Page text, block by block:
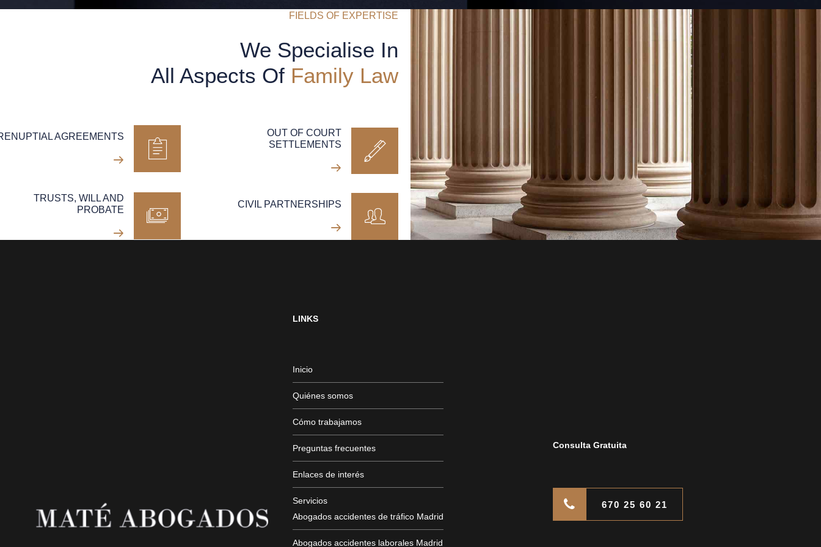
FIELDS OF EXPERTISE
We Specialise In
All Aspects Of Family Law
AGREEMENTS
TRUSTS, WILL AND
PROBATE
OUT OF COURT
SETTLEMENTS
CIVIL PARTNERSHIPS
LINKS
Inicio
Quiénes somos
Cómo trabajamos
Preguntas frecuentes
Enlaces de interés
Servicios
Abogados accidentes de tráfico Madrid
Abogados accidentes laborales Madrid
Consulta Gratuita
670 25 60 21